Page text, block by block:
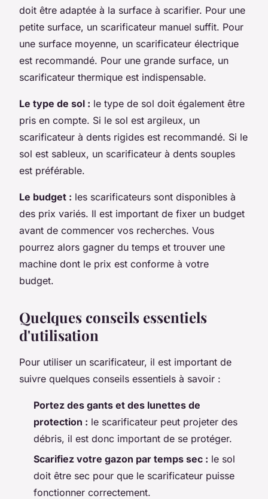
doit être adaptée à la surface à scarifier. Pour une
petite surface, un scarificateur manuel suffit. Pour
une surface moyenne, un scarificateur électrique
est recommandé. Pour une grande surface, un
scarificateur thermique est indispensable.
Le type de sol : le type de sol doit également être
pris en compte. Si le sol est argileux, un
scarificateur à dents rigides est recommandé. Si le
sol est sableux, un scarificateur à dents souples
est préférable.
Le budget : les scarificateurs sont disponibles à
des prix variés. Il est important de fixer un budget
avant de commencer vos recherches. Vous
pourrez alors gagner du temps et trouver une
machine dont le prix est conforme à votre
budget.
Quelques conseils essentiels
d'utilisation
Pour utiliser un scarificateur, il est important de
suivre quelques conseils essentiels à savoir :
Portez des gants et des lunettes de
protection : le scarificateur peut projeter des
débris, il est donc important de se protéger.
Scarifiez votre gazon par temps sec : le sol
doit être sec pour que le scarificateur puisse
fonctionner correctement.